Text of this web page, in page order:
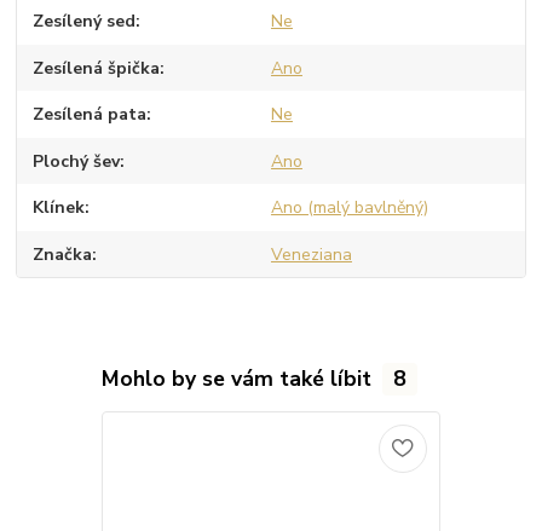
Zesílený sed Ne
Zesílená špička Ano
Zesílená pata Ne
Plochý šev Ano
Klínek Ano (malý bavlněný)
Značka Veneziana
Mohlo by se vám také líbit 8